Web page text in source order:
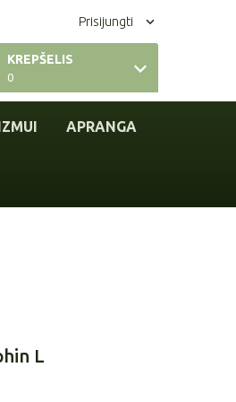
Prisijungti
KREPŠELIS
0
APRANGA
L